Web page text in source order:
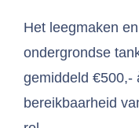
Het leegmaken
ondergrondse
gemiddeld €500,-
bereikbaarheid